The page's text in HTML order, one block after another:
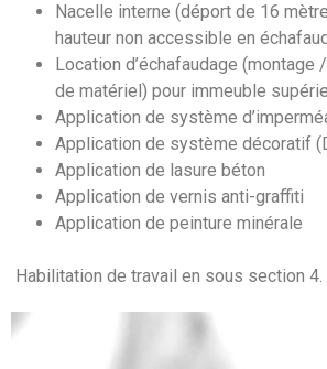
Nacelle interne (déport de 16
hauteur non accessible en
Location d’échafaudage
de matériel) pour immeuble
Application de système
Application de système décoratif
Application de lasure béton
Application de vernis anti-graffiti
Application de peinture minérale
Habilitation de travail en sous section 4.